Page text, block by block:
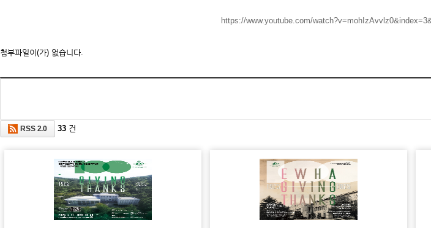
https://www.youtube.com/
첨부파일이(가) 없습니다.
RSS 2.0 33 건